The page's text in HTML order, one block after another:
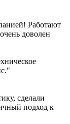
Работают
доволен
сделали
подход к